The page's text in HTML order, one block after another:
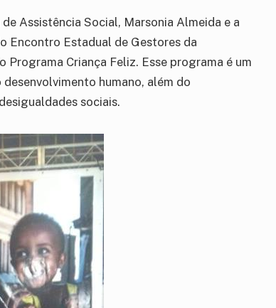
Assistência Social, Marsonia Almeida e a
Encontro Estadual de Gestores da
Programa Criança Feliz. Esse programa é um
humano, além do
sociais.